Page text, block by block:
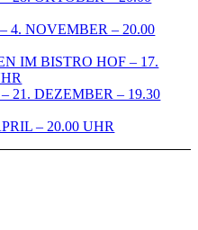
4. NOVEMBER – 20.00
IM BISTRO HOF – 17.
21. DEZEMBER – 19.30
– 20.00 UHR